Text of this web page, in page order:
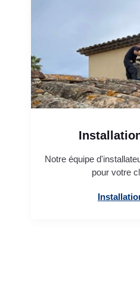
Notre équipe
pour votre